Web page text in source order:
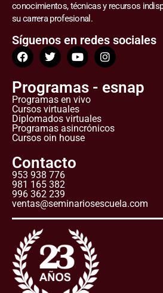
conocimientos, técnicas y recursos
su carrera profesional.
Síguenos en redes sociales
Programas - esnap
Programas en vivo
Cursos virtuales
Diplomados virtuales
Programas asincrónicos
Cursos oin house
Contacto
953 938 776
981 165 382
996 362 239
ventas@seminariosescuela.com